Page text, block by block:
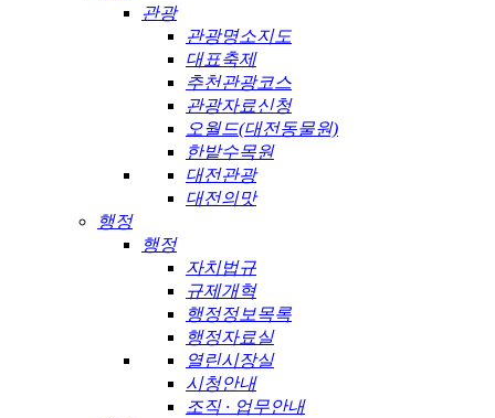
관광
관광명소지도
대표축제
추천관광코스
관광자료신청
오월드(대전동물원)
한밭수목원
대전관광
대전의맛
행정
행정
자치법규
규제개혁
행정정보목록
행정자료실
열린시장실
시청안내
조직 · 업무안내